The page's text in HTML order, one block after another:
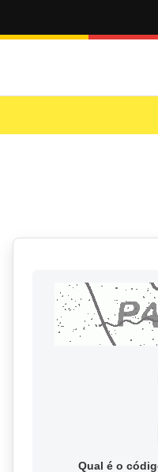
Qual é o